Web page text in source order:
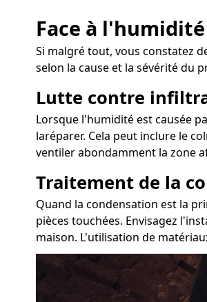
Face à
Si malgré tout, vous constatez
selon la cause et la sévérité du
Lutte contre
Lorsque l'humidité est causée
laréparer. Cela peut inclure le
ventiler abondamment la zone
Traitement de la
Quand la condensation est la
pièces touchées. Envisagez
maison. L'utilisation de